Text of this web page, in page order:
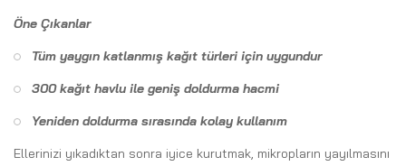
Öne Çıkanlar
Tüm yaygın katlanmış kağıt türleri için uygundur
300 kağıt havlu ile geniş doldurma hacmi
Yeniden doldurma sırasında kolay kullanım
Ellerinizi yıkadıktan sonra iyice kurutmak, mikropların yayılmasını